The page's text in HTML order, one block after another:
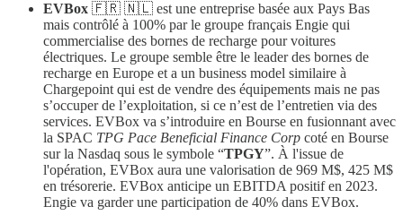
EVBox 🇫🇷 🇳🇱 est une entreprise basée aux Pays Bas
mais contrôlé à 100% par le groupe français Engie qui
commercialise des bornes de recharge pour voitures
électriques. Le groupe semble être le leader des bornes de
recharge en Europe et a un business model similaire à
Chargepoint qui est de vendre des équipements mais ne pas
s’occuper de l’exploitation, si ce n’est de l’entretien via des
services. EVBox va s’introduire en Bourse en fusionnant avec
la SPAC TPG Pace Beneficial Finance Corp coté en Bourse
sur la Nasdaq sous le symbole “TPGY”. À l'issue de
l'opération, EVBox aura une valorisation de 969 M$, 425 M$
en trésorerie. EVBox anticipe un EBITDA positif en 2023.
Engie va garder une participation de 40% dans EVBox.